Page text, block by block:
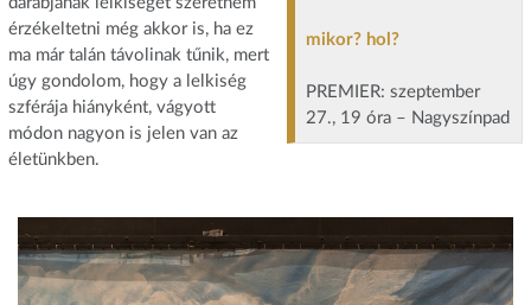
mikor? hol?
PREMIER: szeptember
27., 19 óra – Nagyszínpad
érzékeltetni még akkor is, ha ez
ma már talán távolinak tűnik, mert
úgy gondolom, hogy a lelkiség
szférája hiányként, vágyott
módon nagyon is jelen van az
életünkben.